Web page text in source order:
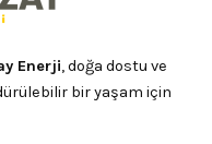
Enerji, doğa dostu ve
bir yaşam için